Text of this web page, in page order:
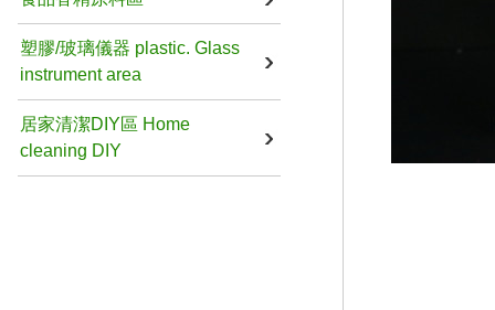
塑膠/玻璃儀器 plastic. Glass
instrument area
居家清潔DIY區 Home
cleaning DIY